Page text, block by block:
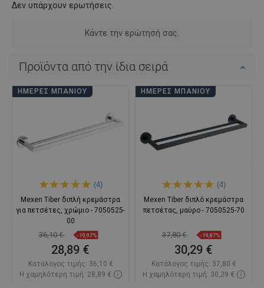
Δεν υπάρχουν ερωτήσεις.
Κάντε την ερώτησή σας.
Προϊόντα από την ίδια σειρά
ΗΜΈΡΕΣ ΜΠΆΝΙΟΥ
(4)
Mexen Tiber διπλή κρεμάστρα
για πετσέτες, χρώμιο - 7050525-
00
36,10 € -19,97%
28,89 €
Κατάλογος τιμής: 36,10 €
Η χαμηλότερη τιμή: 28,89 €
ΗΜΈΡΕΣ ΜΠΆΝΙΟΥ
(4)
Mexen Tiber διπλό κρεμάστρα
πετσέτας, μαύρο - 7050525-70
37,80 € -19,87%
30,29 €
Κατάλογος τιμής: 37,80 €
Η χαμηλότερη τιμή: 30,29 €